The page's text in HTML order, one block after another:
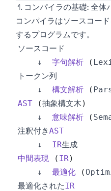
1. コンパイラの基礎: 全体
コンパイラはソースコー
するプログラムです。
    ↓
字句解析 (
    ↓
構文解析 (
AST
(抽象構文木 )
    ↓
意味解析 (
注釈付きAST
    ↓
IR
中間表現
( IR)
    ↓
最適化 (
最適化されたIR